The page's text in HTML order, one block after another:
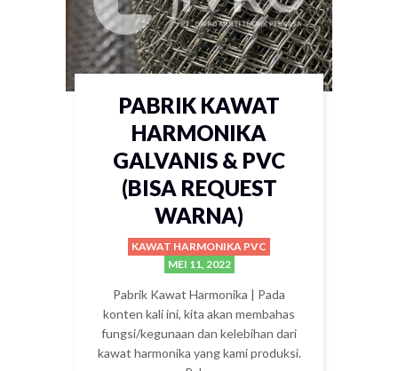
PABRIK KAWAT
HARMONIKA
GALVANIS & PVC
(BISA REQUEST
WARNA)
KAWAT HARMONIKA PVC
MEI 11, 2022
Pabrik Kawat Harmonika | Pada
konten kali ini, kita akan membahas
fungsi/kegunaan dan kelebihan dari
kawat harmonika yang kami produksi.